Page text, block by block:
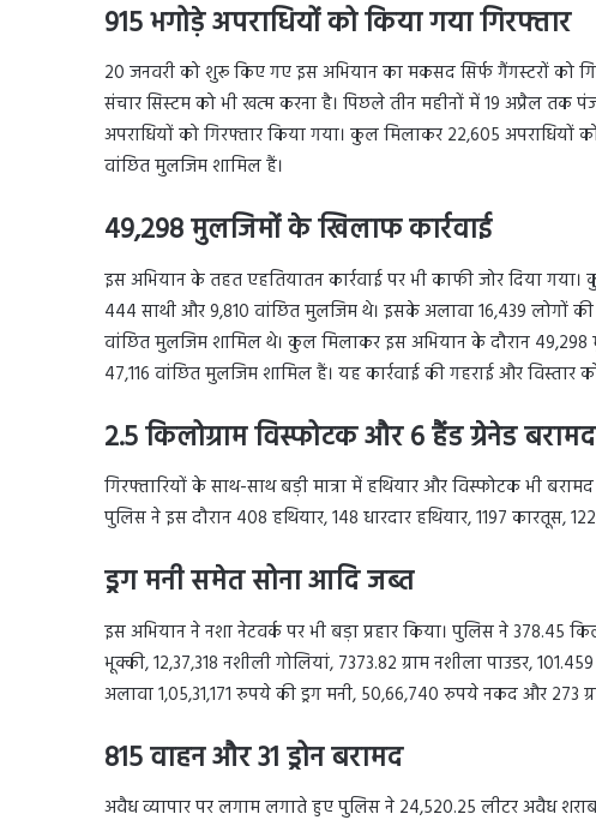
915 भगोड़े अपराधियों को किया गया गिरफ्तार
20 जनवरी को शुरू किए गए इस अभियान का मकसद सिर्फ गैंगस्टरों को
संचार सिस्टम को भी खत्म करना है। पिछले तीन महीनों में 19 अप्रैल तक
अपराधियों को गिरफ्तार किया गया। कुल मिलाकर 22,605 अपराधियों
वांछित मुलजिम शामिल हैं।
49,298 मुलजिमों के खिलाफ कार्रवाई
इस अभियान के तहत एहतियातन कार्रवाई पर भी काफी जोर दिया
444 साथी और 9,810 वांछित मुलजिम थे। इसके अलावा 16,439 लोगों की
वांछित मुलजिम शामिल थे। कुल मिलाकर इस अभियान के दौरान
47,116 वांछित मुलजिम शामिल हैं। यह कार्रवाई की गहराई और विस्तार
2.5 किलोग्राम विस्फोटक और 6 हैंड ग्रेनेड बरामद
गिरफ्तारियों के साथ-साथ बड़ी मात्रा में हथियार और विस्फोटक भी
पुलिस ने इस दौरान 408 हथियार, 148 धारदार हथियार, 1197 कारतूस,
ड्रग मनी समेत सोना आदि जब्त
इस अभियान ने नशा नेटवर्क पर भी बड़ा प्रहार किया। पुलिस ने 378.45
भूक्की, 12,37,318 नशीली गोलियां, 7373.82 ग्राम नशीला पाउडर,
अलावा 1,05,31,171 रुपये की ड्रग मनी, 50,66,740 रुपये नकद और 273
815 वाहन और 31 ड्रोन बरामद
अवैध व्यापार पर लगाम लगाते हुए पुलिस ने 24,520.25 लीटर अवैध